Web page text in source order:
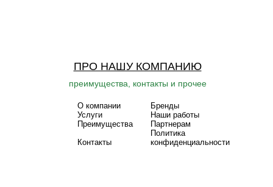
ПРО НАШУ КОМПАНИЮ
преимущества, контакты и прочее
О компании
Бренды
Услуги
Наши работы
Преимущества
Партнерам
Контакты
Политика
конфиденциальности